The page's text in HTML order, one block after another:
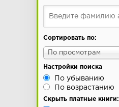
Сортировать по:
По просмотрам
Настройки поиска
По убыванию
По возрастанию
Скрыть платные книги: